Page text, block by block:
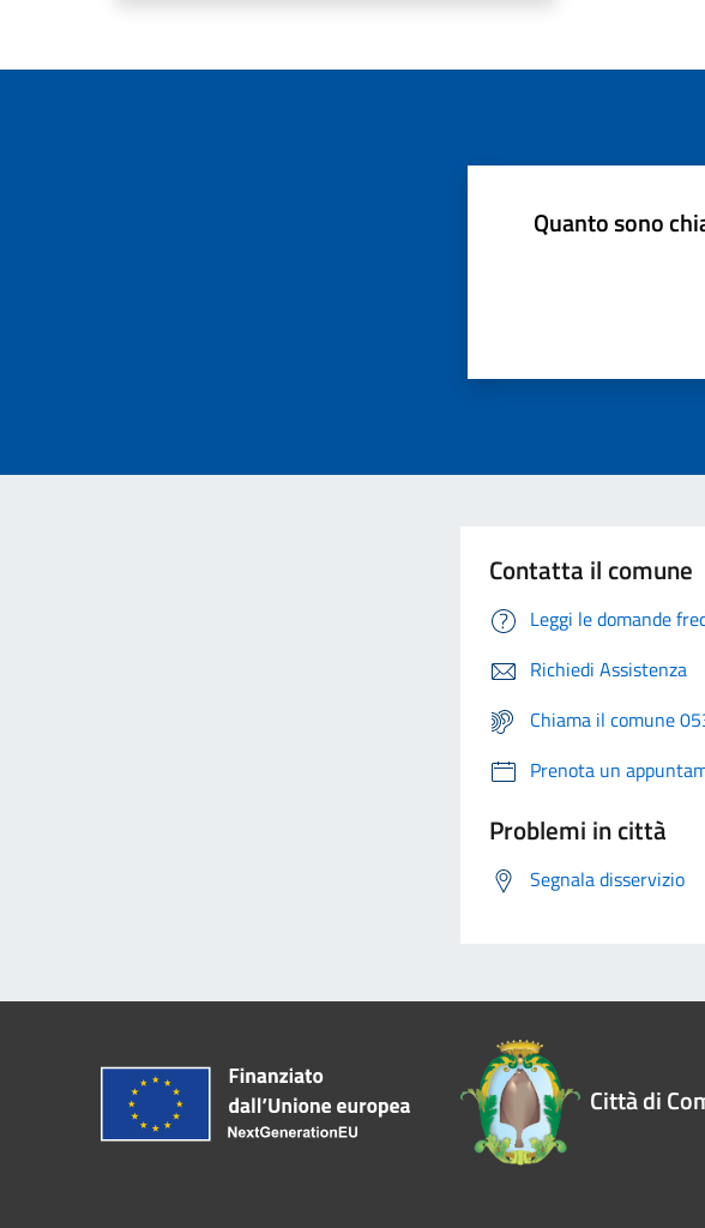
Quanto sono
Contatta il comune
Leggi le domande
Richiedi Assistenza
Chiama il comune
Prenota un
Problemi in città
Segnala disservizio
Città di